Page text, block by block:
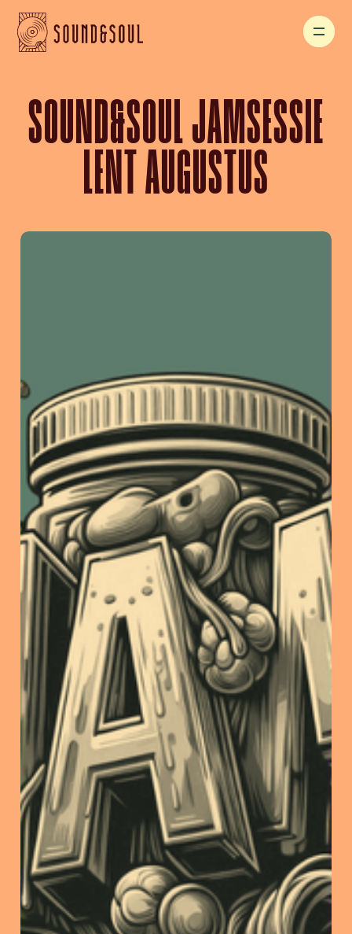
SOUND&SOUL JAMSESSIE
LENT AUGUSTUS